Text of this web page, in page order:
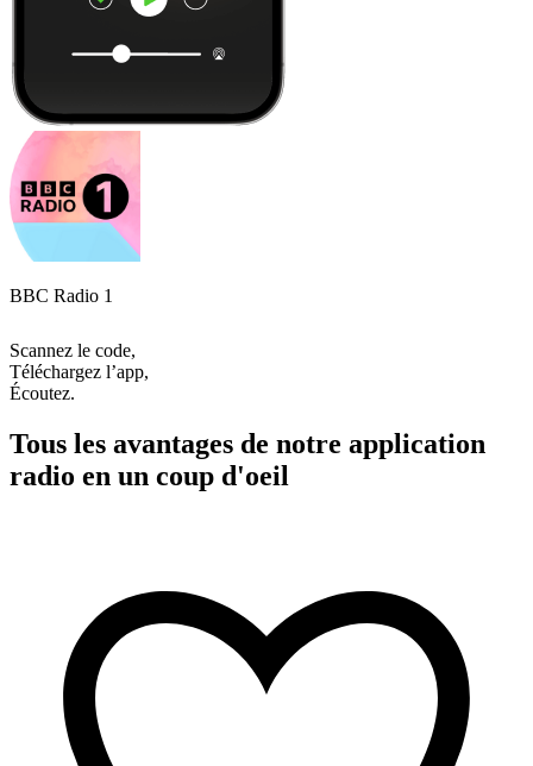
BBC Radio 1
Scannez le code,
Téléchargez l’app,
Écoutez.
Tous les avantages de notre application
radio en un coup d'oeil